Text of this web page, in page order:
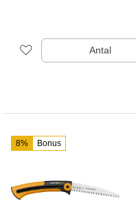
Antal
8% Bonus